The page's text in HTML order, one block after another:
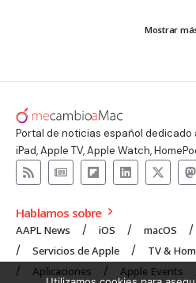
Mostrar
Portal de noticias español dedicado
iPad, Apple TV, Apple Watch,
Hablamos sobre
AAPL News iOS macOS
Servicios de Apple
TV &
Aplicaciones
Apple Events